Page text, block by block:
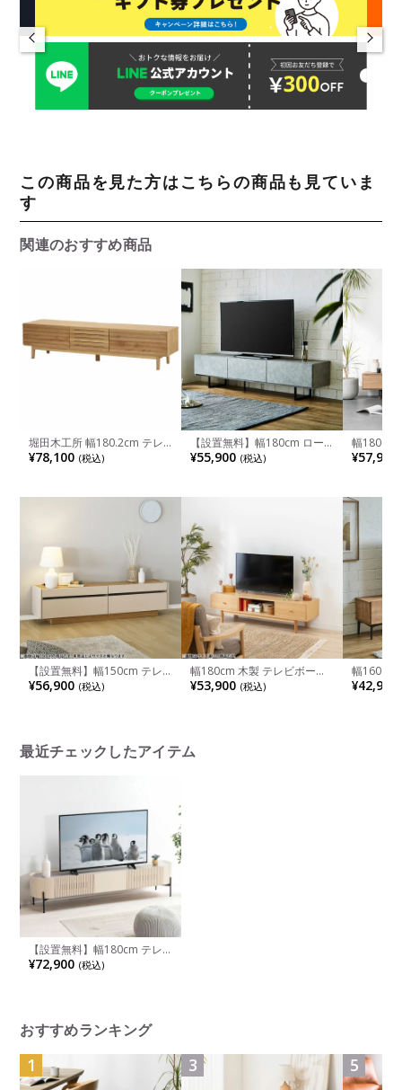
この商品を見た方はこちらの商品も見ていま
す
関連のおすすめ商品
堀田木工所 幅180.2cm テレ
ビボード 木製 アルダー材 自
然塗装 脚付き 引き出し付き
ナチュラル 北欧風 ルンバブ
¥78,100 (税込)
【設置無料】幅180cm ロー
ボード 日本製 セラミック調
アイアン脚 フラップ扉 引き
¥55,900 (税込)
幅180cm
メラミン
材 ウォー
欧 モダン
¥57,900
【設置無料】幅150cm テレ
ビボード ヌーボ テレビ台 木
製 ローボード 収納 TV台 おし
¥56,900 (税込)
幅180cm 木製 テレビボード
～70型以上 天然木 アッシュ
材 引出し付き 配線穴付き 収
¥53,900 (税込)
幅160cm
本製 ロー
ド シンプ
¥42,900
最近チェックしたアイテム
【設置無料】幅180cm テレ
ビボード 木製 テレビ台 収納
TV台 おしゃれ 格子 ローボー
¥72,900 (税込)
おすすめランキング
1 3 5